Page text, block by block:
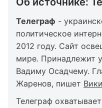
Телеграф -
политическое
2012 году. Сайт
мире. Принадлежит
Вадиму Осадчему.
Жаренов, пишет
Телеграф